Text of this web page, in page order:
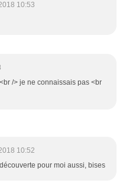
10:53
/> je ne connaissais pas <br
10:52
pour moi aussi, bises